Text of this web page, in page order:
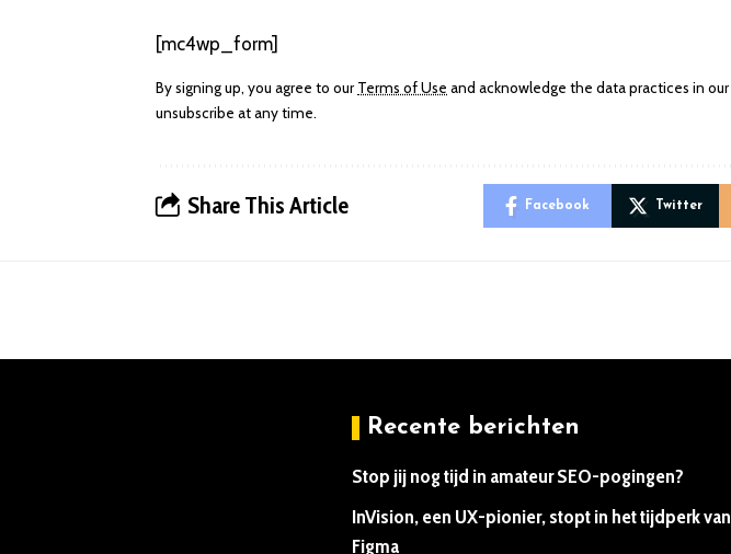
[mc4wp_form]
By signing up, you agree to ourTerms of Use and acknowledge the data practices in our
unsubscribe at any time.
Share This Article Facebook Twitter
Recente berichten
Stop jij nog tijd in amateur SEO-pogingen?
September 16, 2025
InVision, een UX-pionier, stopt in het tijdperk van
Figma